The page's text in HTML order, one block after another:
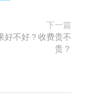
下一篇
好不好？收费贵不
贵？